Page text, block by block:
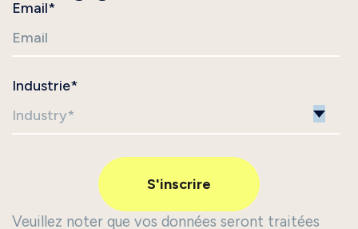
Email*
Industrie*
Veuillez noter que vos données seront traitées